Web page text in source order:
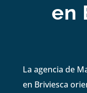
en
La agencia de
en Briviesca